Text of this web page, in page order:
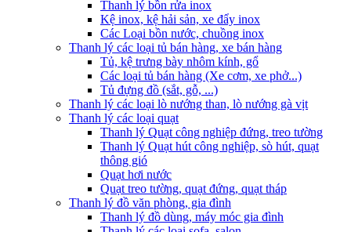
Thanh lý bồn rửa inox
Kệ inox, kệ hải sản, xe đẩy inox
Các Loại bồn nước, chuồng inox
Thanh lý các loại tủ bán hàng, xe bán hàng
Tủ, kệ trưng bày nhôm kính, gổ
Các loại tủ bán hàng (Xe cơm, xe phở...)
Tủ đựng đồ (sắt, gỗ, ...)
Thanh lý các loại lò nướng than, lò nướng gà vịt
Thanh lý các loại quạt
Thanh lý Quạt công nghiệp đứng, treo tường
Thanh lý Quạt hút công nghiệp, sò hút, quạt
thông gió
Quạt hơi nước
Quạt treo tường, quạt đứng, quạt tháp
Thanh lý đồ văn phòng, gia đình
Thanh lý đồ dùng, máy móc gia đình